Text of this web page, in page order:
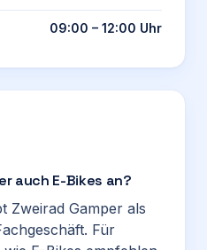
09:00 – 12:00 Uhr
auch E-Bikes an?
Zweirad Gamper als
Für